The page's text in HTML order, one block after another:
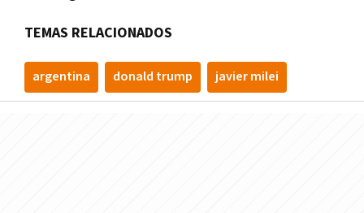
TEMAS RELACIONADOS
argentina donald trump javier milei